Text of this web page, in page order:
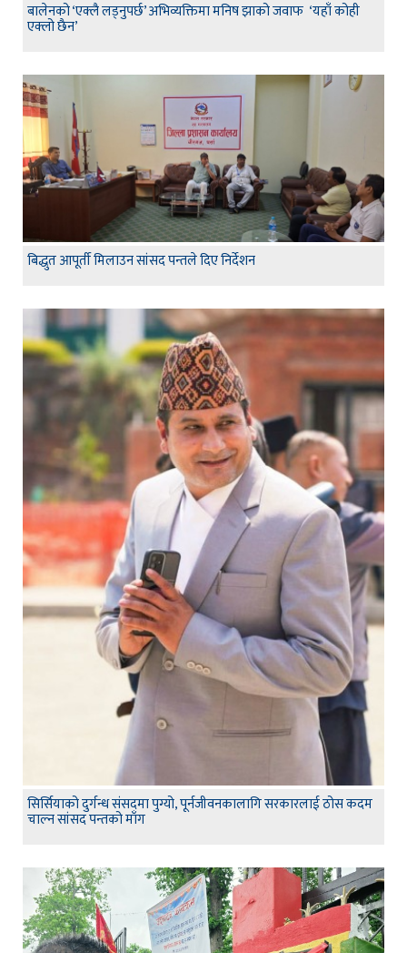
बालेनको ‘एक्लै लड्नुपर्छ’ अभिव्यक्तिमा मनिष झाको जवाफ ‘यहाँ कोही
एक्लो छैन’
बिद्धुत आपूर्ती मिलाउन सांसद पन्तले दिए निर्देशन
सिर्सियाको दुर्गन्ध संसदमा पुग्यो, पूर्नजीवनकालागि सरकारलाई ठोस कदम
चाल्न सांसद पन्तको माँग